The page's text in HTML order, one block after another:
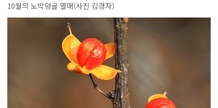
10월의 노박덩굴 열매(사진 김경자)